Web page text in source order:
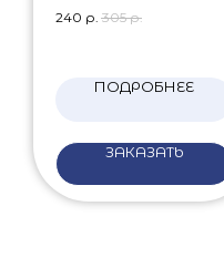
240 р. 305 р.
ПОДРОБНЕЕ
ЗАКАЗАТЬ